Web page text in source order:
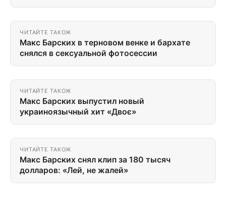
ЧИТАЙТЕ ТАКОЖ
Макс Барских в терновом венке и бархате
снялся в сексуальной фотосессии
ЧИТАЙТЕ ТАКОЖ
Макс Барских выпустил новый
украиноязычный хит «Двоє»
ЧИТАЙТЕ ТАКОЖ
Макс Барских снял клип за 180 тысяч
долларов: «Лей, не жалей»